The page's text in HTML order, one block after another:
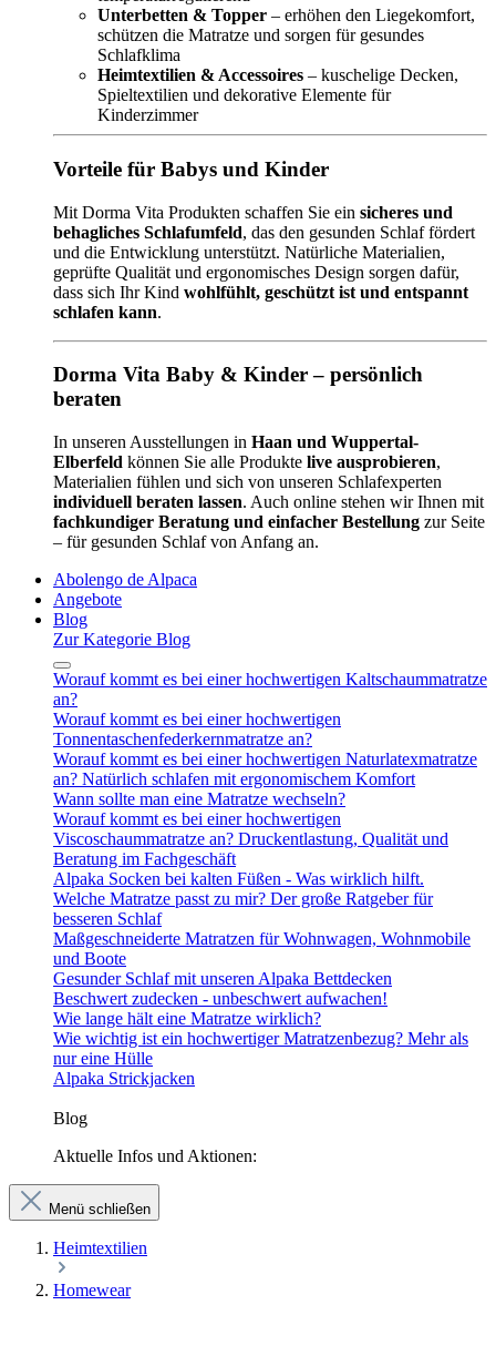
Unterbetten & Topper – erhöhen den Liegekomfort,
schützen die Matratze und sorgen für gesundes
Schlafklima
Heimtextilien & Accessoires – kuschelige Decken,
Spieltextilien und dekorative Elemente für
Kinderzimmer
Vorteile für Babys und Kinder
Mit Dorma Vita Produkten schaffen Sie ein sicheres und
behagliches Schlafumfeld, das den gesunden Schlaf fördert
und die Entwicklung unterstützt. Natürliche Materialien,
geprüfte Qualität und ergonomisches Design sorgen dafür,
dass sich Ihr Kind wohlfühlt, geschützt ist und entspannt
schlafen kann.
Dorma Vita Baby & Kinder – persönlich
beraten
In unseren Ausstellungen in Haan und Wuppertal-
Elberfeld können Sie alle Produkte live ausprobieren,
Materialien fühlen und sich von unseren Schlafexperten
individuell beraten lassen. Auch online stehen wir Ihnen mit
fachkundiger Beratung und einfacher Bestellung zur Seite
– für gesunden Schlaf von Anfang an.
Abolengo de Alpaca
Angebote
Blog
Zur Kategorie Blog
Worauf kommt es bei einer hochwertigen Kaltschaummatratze
an?
Worauf kommt es bei einer hochwertigen
Tonnentaschenfederkernmatratze an?
Worauf kommt es bei einer hochwertigen Naturlatexmatratze
an? Natürlich schlafen mit ergonomischem Komfort
Wann sollte man eine Matratze wechseln?
Worauf kommt es bei einer hochwertigen
Viscoschaummatratze an? Druckentlastung, Qualität und
Beratung im Fachgeschäft
Alpaka Socken bei kalten Füßen - Was wirklich hilft.
Welche Matratze passt zu mir? Der große Ratgeber für
besseren Schlaf
Maßgeschneiderte Matratzen für Wohnwagen, Wohnmobile
und Boote
Gesunder Schlaf mit unseren Alpaka Bettdecken
Beschwert zudecken - unbeschwert aufwachen!
Wie lange hält eine Matratze wirklich?
Wie wichtig ist ein hochwertiger Matratzenbezug? Mehr als
nur eine Hülle
Alpaka Strickjacken
Blog
Aktuelle Infos und Aktionen:
Menü schließen
Heimtextilien
Homewear